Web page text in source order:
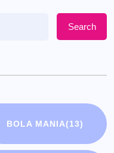
Search
BOLA MANIA(13)